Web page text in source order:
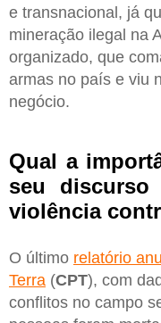
e transnacional, já
mineração ilegal na
organizado, que
armas no país e viu
negócio.
Qual a
seu
violência
O último relatório
Terra (CPT), com
conflitos no campo